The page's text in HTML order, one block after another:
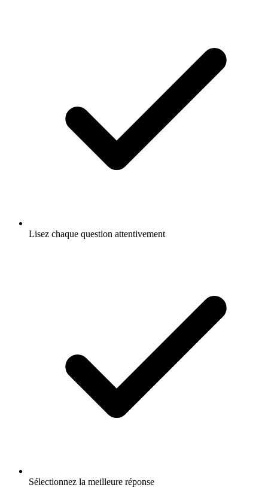
Lisez chaque question attentivement
Sélectionnez la meilleure réponse